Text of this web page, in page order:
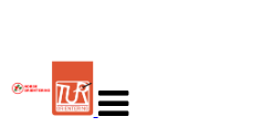
navigasjon